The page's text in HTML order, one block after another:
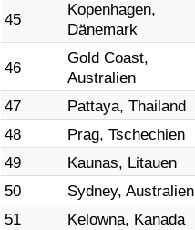
45
Kopenhagen,
Dänemark
46
Gold Coast,
Australien
47 Pattaya, Thailand
48
Prag, Tschechien
49
Kaunas, Litauen
50
Sydney, Australien
51
Kelowna, Kanada